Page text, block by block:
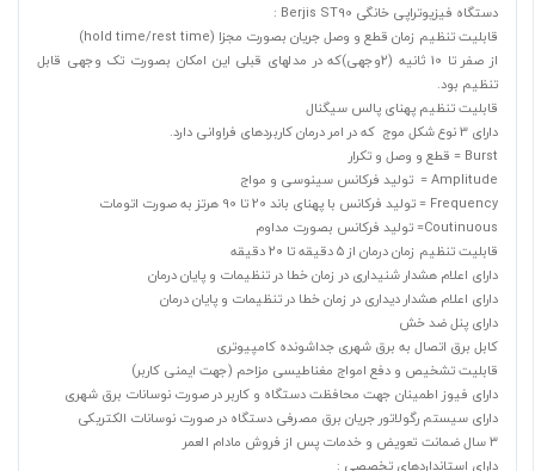
دستگاه فیزیوتراپی‌ خانگی Berjis ST90 :
قابلیت تنظیم زمان قطع و وصل جریان بصورت مجزا (hold time/rest time)
از صفر تا 10 ثانیه (٢وجهی)که در مدلهای قبلی این امکان بصورت تک‌ وجهی قابل
تنظیم بود.
قابلیت تنظیم پهنای پالس سیگنال
دارای 3 نوع شکل موج که در امر درمان کاربردهای فراوانی دارد.
Burst = قطع و وصل و تکرار
Amplitude = تولید فرکانس سینوسی و مواج
Frequency = تولید فرکانس با پهنای باند 20 تا 90 هرتز به صورت اتومات
Coutinuous= تولید فرکانس بصورت مداوم
قابلیت تنظیم زمان درمان از ۵ دقیقه تا ٢٠ دقیقه
دارای اعلام هشدار شنیداری در زمان خطا در تنظیمات و پایان درمان
دارای اعلام هشدار دیداری در زمان خطا در تنظیمات و پایان درمان
دارای پنل ضد خش
کابل برق اتصال به برق شهری جداشونده کامپیوتری
قابلیت تشخیص و دفع امواج مغناطیسی مزاحم (جهت ایمنی کاربر)
دارای فیوز اطمینان جهت محافظت دستگاه و کاربر در صورت نوسانات برق شهری
دارای سیستم رگولاتور جریان برق مصرفی دستگاه در صورت نوسانات الکتریکی
٣ سال ضمانت تعویض و خدمات پس از فروش مادام العمر
دارای استانداردهای تخصصی :